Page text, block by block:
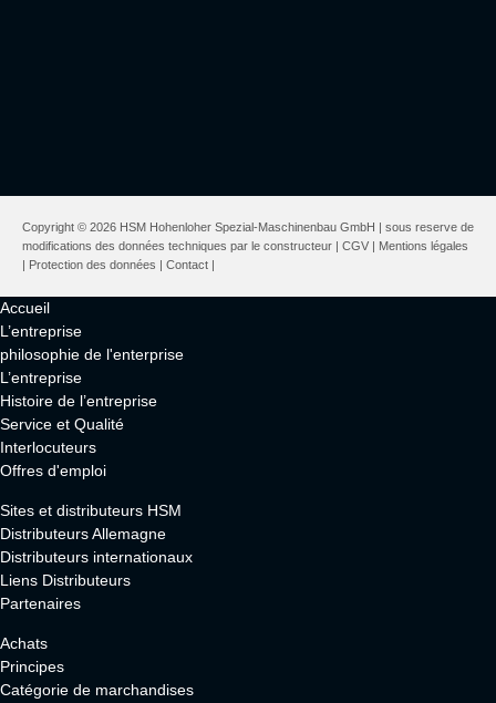
Copyright © 2026 HSM Hohenloher Spezial-Maschinenbau GmbH | sous reserve de
modifications des données techniques par le constructeur | CGV
Mentions légales
Protection des données Contact
Accueil
L’entreprise
philosophie de l'enterprise
L’entreprise
Histoire de l’entreprise
Service et Qualité
Interlocuteurs
Offres d'emploi
Sites et distributeurs HSM
Distributeurs Allemagne
Distributeurs internationaux
Liens Distributeurs
Partenaires
Achats
Principes
Catégorie de marchandises